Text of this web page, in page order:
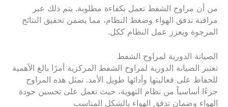
من أن مراوح الشفط تعمل بكفاءة مطلوبة. يتم ذلك عبر
مراقبة تدفق الهواء وضغط النظام، مما يضمن تحقيق النتائج
المرجوة ويعزز عمل النظام ككل.
الصيانة الدورية لمراوح الشفط
تعتبر الصيانة الدورية لمراوح الشفط المركزية أمرًا بالغ الأهمية
للحفاظ على فعاليتها وأدائها طويل الأمد. تمثل هذه المراوح
جزءًا أساسياً من نظام التهوية، حيث تعمل على تحسين جودة
الهواء وضمان تدفق الهواء بالشكل المناسب